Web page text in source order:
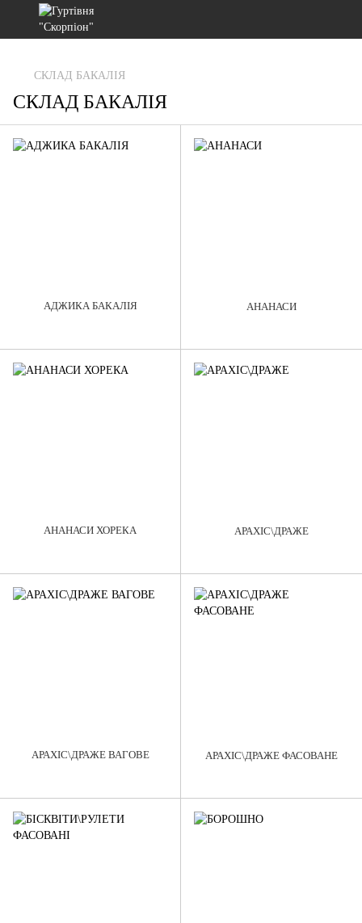
gtag('js', new Date()); gtag('config', 'G-RFXCKGNRF7');
СКЛАД БАКАЛІЯ
СКЛАД БАКАЛІЯ
АДЖИКА БАКАЛІЯ АНАНАСИ
АНАНАСИ ХОРЕКА АРАХІС\ДРАЖЕ
АРАХІС\ДРАЖЕ ВАГОВЕ АРАХІС\ДРАЖЕ ФАСОВАНЕ